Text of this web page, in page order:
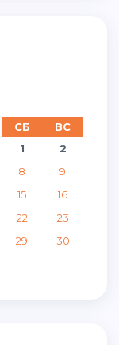
СБ
ВС
1
2
8
9
15
16
22
23
29
30